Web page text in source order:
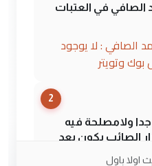
الصافي في العتبات
الصافي : لا يوجود
وتويتر
2
ولامصلحة فيه
الصائب يكون بعد
اولا باول